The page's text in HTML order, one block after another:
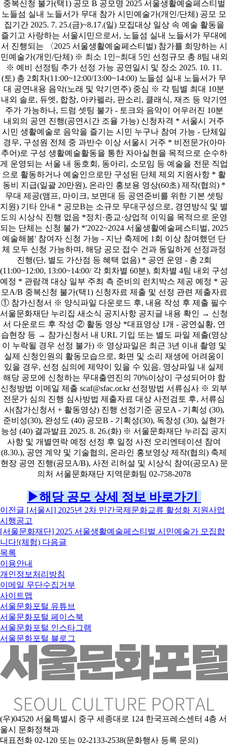
▶해당 공모 상세 정보 바로가기
이전글 [서울시] 2025년 2차 민간국제문화교류 활성화 지원사업
시행공고
[서울문화재단] 2025 서울생활예술페스티벌 시민예술가 모집합
니다!(체험) 다음글
목록
이용안내
개인정보처리방침
이메일 무단수집거부
사이트맵
서울문화포털 유튜브
서울문화포털 페이스북
서울문화포털 인스타그램
서울문화포털 블로그
(우)04520 서울특별시 중구 세종대로 124 한국프레스센터 4층 서
울시 문화정책과
대표전화 02-120 또는 02-2133-2538(문화행사 등록 문의)